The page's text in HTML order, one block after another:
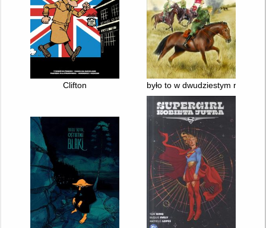
Clifton było to w dwudziestym roku